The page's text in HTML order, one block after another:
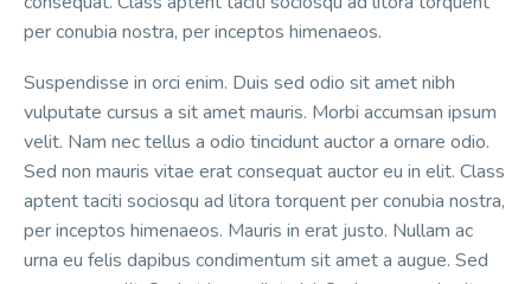
per conubia nostra, per inceptos himenaeos.
Suspendisse in orci enim. Duis sed odio sit amet nibh
vulputate cursus a sit amet mauris. Morbi accumsan ipsum
velit. Nam nec tellus a odio tincidunt auctor a ornare odio.
Sed non mauris vitae erat consequat auctor eu in elit. Class
aptent taciti sociosqu ad litora torquent per conubia nostra,
per inceptos himenaeos. Mauris in erat justo. Nullam ac
urna eu felis dapibus condimentum sit amet a augue. Sed